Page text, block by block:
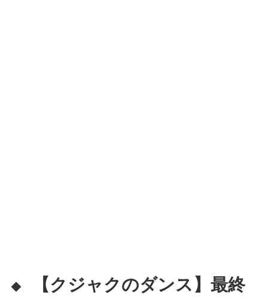
◆
【クジャクのダンス】最終